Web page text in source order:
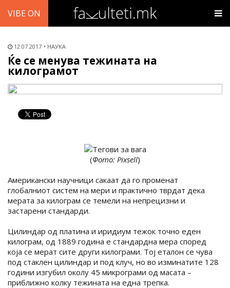
VIBE ON
12.07.2017 НАУКА
Ќе се менува тежината на
килограмот
(Фото: Pixsell)
Американски научници сакаат да го променат
глобалниот систем на мери и практично тврдат дека
мерата за килограм се темели на непрецизни и
застарени стандарди.
Цилиндар од платина и иридиум тежок точно еден
килограм, од 1889 година е стандардна мера според
која се мерат сите други килограми. Тој еталон се чува
под стаклен цилиндар и под клуч, но во изминатите 128
години изгубил околу 45 микрограми од масата –
приближно колку тежината на една трепка.